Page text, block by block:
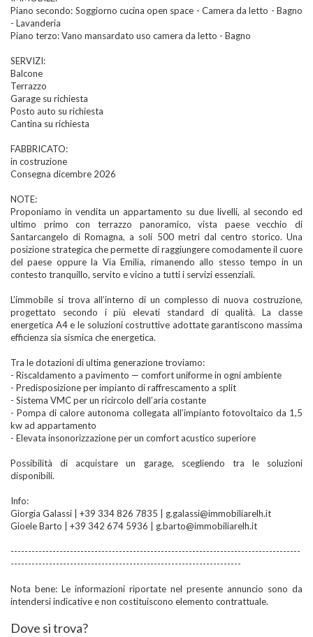
Piano secondo: Soggiorno cucina open space - Camera da letto - Bagno
- Lavanderia
Piano terzo: Vano mansardato uso camera da letto - Bagno
SERVIZI:
Balcone
Terrazzo
Garage su richiesta
Posto auto su richiesta
Cantina su richiesta
FABBRICATO:
in costruzione
Consegna dicembre 2026
NOTE:
Proponiamo in vendita un appartamento su due livelli, al secondo ed
ultimo primo con terrazzo panoramico, vista paese vecchio di
Santarcangelo di Romagna, a soli 500 metri dal centro storico. Una
posizione strategica che permette di raggiungere comodamente il cuore
del paese oppure la Via Emilia, rimanendo allo stesso tempo in un
contesto tranquillo, servito e vicino a tutti i servizi essenziali.
L’immobile si trova all’interno di un complesso di nuova costruzione,
progettato secondo i più elevati standard di qualità. La classe
energetica A4 e le soluzioni costruttive adottate garantiscono massima
efficienza sia sismica che energetica.
Tra le dotazioni di ultima generazione troviamo:
- Riscaldamento a pavimento — comfort uniforme in ogni ambiente
- Predisposizione per impianto di raffrescamento a split
- Sistema VMC per un ricircolo dell’aria costante
- Pompa di calore autonoma collegata all’impianto fotovoltaico da 1,5
kw ad appartamento
- Elevata insonorizzazione per un comfort acustico superiore
Possibilità di acquistare un garage, scegliendo tra le soluzioni
disponibili.
Info:
Giorgia Galassi | +39 334 826 7835 | g.galassi@immobiliarelh.it
Gioele Barto | +39 342 674 5936 | g.barto@immobiliarelh.it
-----------------------------------------------------------------------------------
------------------------------------------------------------------
Nota bene: Le informazioni riportate nel presente annuncio sono da
intendersi indicative e non costituiscono elemento contrattuale.
Dove si trova?